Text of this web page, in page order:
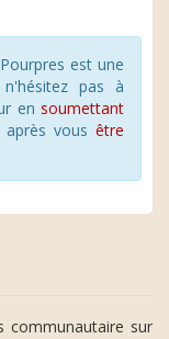
est une
pas à
en soumettant
vous être
communautaire sur